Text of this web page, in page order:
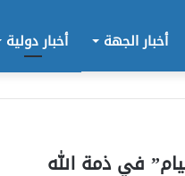
أخبار الجهة أخبار دولية
في ذمة الله